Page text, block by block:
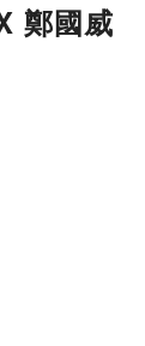
鄭國威